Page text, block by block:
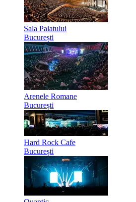
Sala Palatului
București
Arenele Romane
București
Hard Rock Cafe
București